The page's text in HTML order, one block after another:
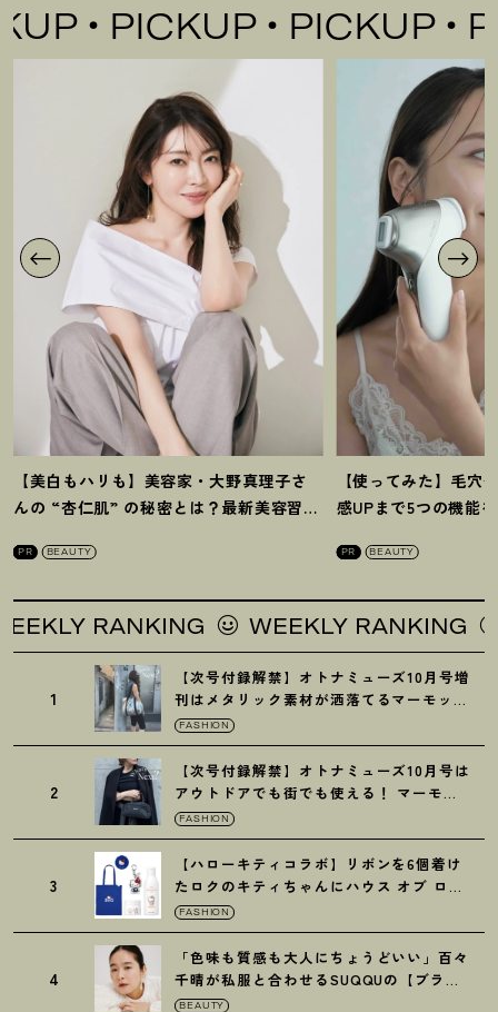
PICKUP PICKUP
【美白もハリも】美容家・大野真理子さ
んの “杏仁肌” の秘密とは ？ 最新美容習慣
PR BEAUTY
【使ってみた】毛穴
感UPまで5つの機能
PR BEAUTY
RANKING WEEKLY RANKING
1
【次号付録解禁】オトナミューズ10月号増
刊はメタリック素材が洒落てるマーモット
の保冷バッグ
FASHION
2
【次号付録解禁】オトナミューズ10月号は
アウトドアでも街でも使える ！ マーモッ
トの黒ショルダー
FASHION
3
【ハローキティコラボ】リボンを6個着け
たロクのキティちゃんにハウス オブ ロー
ゼの限定パケも
FASHION
4
「色味も質感も大人にちょうどいい」百々
千晴が私服と合わせるSUQQUの【ブラー
リクイド リップ】6選
BEAUTY